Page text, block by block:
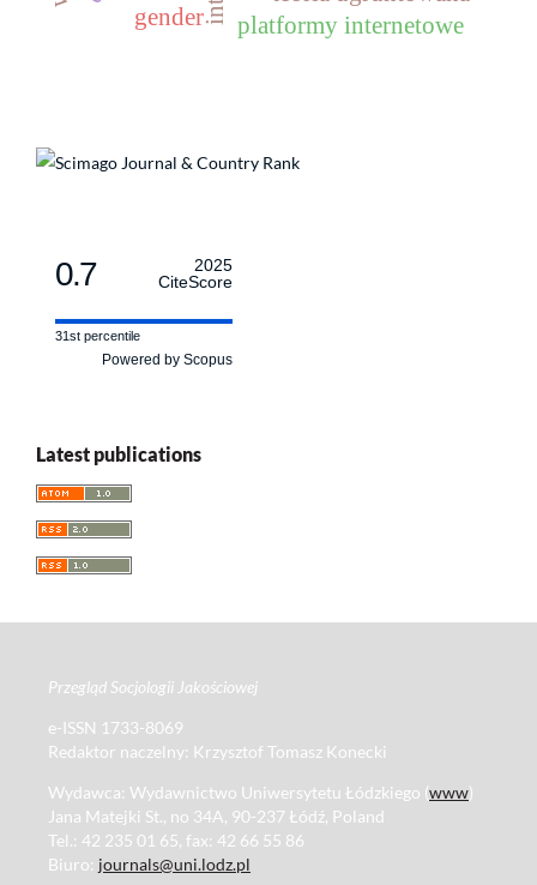
platformy internetowe
gender
0.7
2025
CiteScore
31st percentile
Powered by Scopus
Latest publications
Przegląd Socjologii Jakościowej
e-ISSN 1733-8069
Redaktor naczelny: Krzysztof Tomasz Konecki
Wydawca: Wydawnictwo Uniwersytetu Łódzkiego (www)
Jana Matejki St., no 34A, 90-237 Łódź, Poland
Tel.: 42 235 01 65, fax: 42 66 55 86
Biuro: journals@uni.lodz.pl